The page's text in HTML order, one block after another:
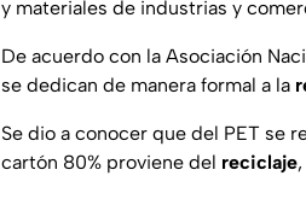
y materiales de industrias y
De acuerdo con la Asociación
se dedican de manera formal a la
Se dio a conocer que del PET se
cartón 80% proviene del reciclaje